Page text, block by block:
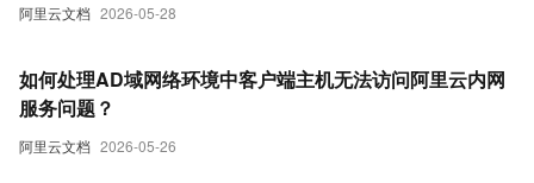
阿里云文档 2026-05-28
阿里云文档 2026-05-26
如何处理AD域网络环境中客户端主机无法访问阿里云内网
服务问题？